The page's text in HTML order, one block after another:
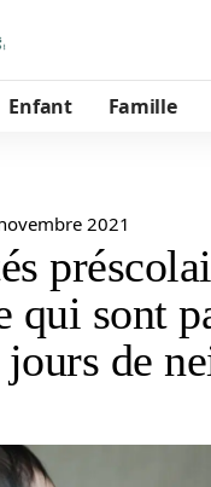
Enfant Famille
2021
qui sont
de